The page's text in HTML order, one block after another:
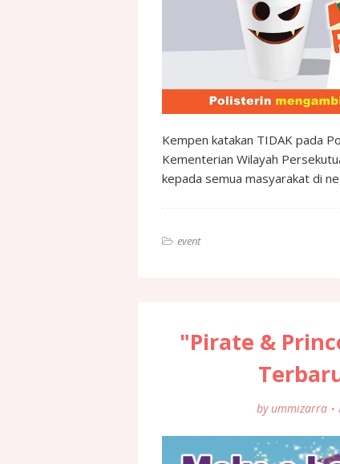
Kempen katakan TIDAK pada
Kementerian Wilayah
kepada semua masyarakat di
event
"Pirate &
by ummizarra